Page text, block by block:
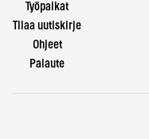
Työpaikat
Tilaa uutiskirje
Ohjeet
Palaute